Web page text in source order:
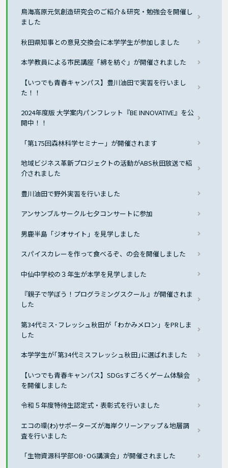
鳥海高原元気創造研究会のご紹介＆研究・勉強会を開催し
ました
秋田県知事との意見交換会に本学学生が参加しました
本学教員による市民講座「綿を紡ぐ」が開催されました
【いつでも青春キャンパス】豊川油田で実習を行いまし
た！！
2024年度版 大学案内パンフレット『BE INNOVATIVE』を公
開中！！
「第175回森林科学セミナー」が開催されます
地域ビジネス革新プロジェクトの活動がABS秋田放送で紹
介されました
豊川油田で野外実習を行いました
アンサンブルサークル七夕コンサートに参加
男鹿半島「ジオサイト」を見学しました
スパイスカレーを作って食べるぞ、の会を開催しました
中仙中学校の３年生が本学を見学しました
『親子で学ぼう！プログラミングスクール』が開催されま
した
第34代ミス･フレッシュ秋田が「わかみメロン」をPRしま
した
本学学生が｢第34代ミスフレッシュ秋田｣に選ばれました
【いつでも青春キャンパス】SDGsすごろくゲーム体験会
を開催しました
令和５年度特待生認定式・表彰式を行いました
エコの環(わ)サポーターズが海岸クリーンアップ＆地層調
査を行いました
「生物資源科学部OB･OG講演会」が開催されました